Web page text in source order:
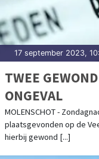
17 september 2023,
TWEE
ONGEVAL
MOLENSCHOT -
plaatsgevonden op de
hierbij gewond [...]